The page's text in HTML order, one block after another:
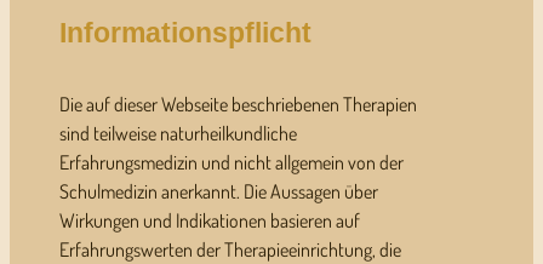
Informationspflicht
Die auf dieser Webseite beschriebenen Therapien
sind teilweise naturheilkundliche
Erfahrungsmedizin und nicht allgemein von der
Schulmedizin anerkannt. Die Aussagen über
Wirkungen und Indikationen basieren auf
Erfahrungswerten der Therapieeinrichtung, die